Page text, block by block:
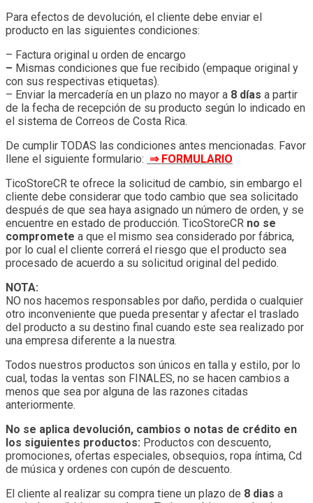
Para efectos de devolución, el cliente debe enviar el
producto en las siguientes condiciones:
– Factura original u orden de encargo
– Mismas condiciones que fue recibido (empaque original y
con sus respectivas etiquetas).
– Enviar la mercadería en un plazo no mayor a 8 días a partir
de la fecha de recepción de su producto según lo indicado en
el sistema de Correos de Costa Rica.
De cumplir TODAS las condiciones antes mencionadas. Favor
llene el siguiente formulario: ⇒ FORMULARIO
TicoStoreCR te ofrece la solicitud de cambio, sin embargo el
cliente debe considerar que todo cambio que sea solicitado
después de que sea haya asignado un número de orden, y se
encuentre en estado de producción. TicoStoreCR no se
compromete a que el mismo sea considerado por fábrica,
por lo cual el cliente correrá el riesgo que el producto sea
procesado de acuerdo a su solicitud original del pedido.
NOTA:
NO nos hacemos responsables por daño, perdida o cualquier
otro inconveniente que pueda presentar y afectar el traslado
del producto a su destino final cuando este sea realizado por
una empresa diferente a la nuestra.
Todos nuestros productos son únicos en talla y estilo, por lo
cual, todas la ventas son FINALES, no se hacen cambios a
menos que sea por alguna de las razones citadas
anteriormente.
No se aplica devolución, cambios o notas de crédito en
los siguientes productos: Productos con descuento,
promociones, ofertas especiales, obsequios, ropa íntima, Cd
de música y ordenes con cupón de descuento.
El cliente al realizar su compra tiene un plazo de 8 dias a